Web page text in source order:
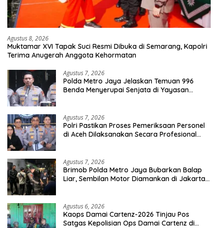
Agustus 8, 2026
Muktamar XVI Tapak Suci Resmi Dibuka di Semarang, Kapolri
Terima Anugerah Anggota Kehormatan
Agustus 7, 2026
Polda Metro Jaya Jelaskan Temuan 996
Benda Menyerupai Senjata di Yayasan
Agustus 7, 2026
Polri Pastikan Proses Pemeriksaan Personel
di Aceh Dilaksanakan Secara Profesional
Agustus 7, 2026
Brimob Polda Metro Jaya Bubarkan Balap
Liar, Sembilan Motor Diamankan di Jakarta
Agustus 6, 2026
Kaops Damai Cartenz-2026 Tinjau Pos
Satgas Kepolisian Ops Damai Cartenz di